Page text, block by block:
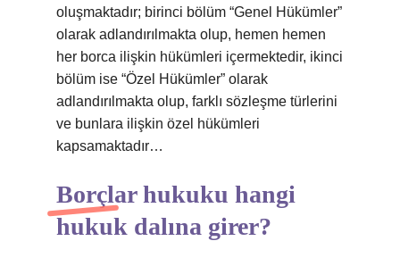
oluşmaktadır; birinci bölüm “Genel Hükümler”
olarak adlandırılmakta olup, hemen hemen
her borca ​​ilişkin hükümleri içermektedir, ikinci
bölüm ise “Özel Hükümler” olarak
adlandırılmakta olup, farklı sözleşme türlerini
ve bunlara ilişkin özel hükümleri
kapsamaktadır…
Borçlar hukuku hangi
hukuk dalına girer?